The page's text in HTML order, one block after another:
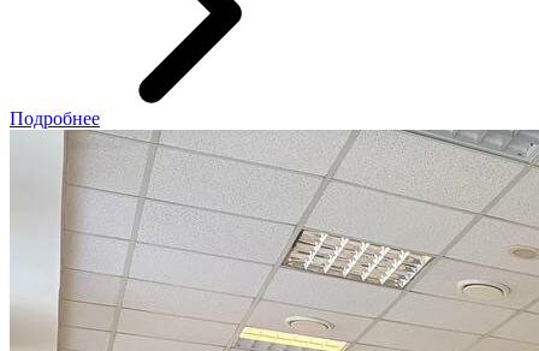
Подробнее